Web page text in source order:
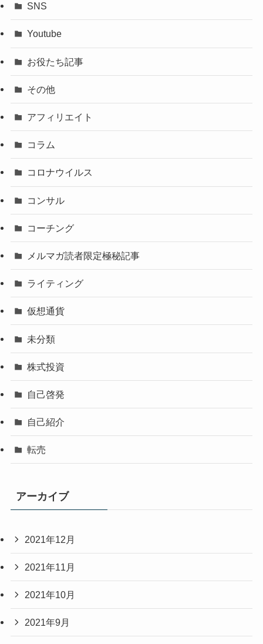
SNS
Youtube
お役たち記事
その他
アフィリエイト
コラム
コロナウイルス
コンサル
コーチング
メルマガ読者限定極秘記事
ライティング
仮想通貨
未分類
株式投資
自己啓発
自己紹介
転売
アーカイブ
2021年12月
2021年11月
2021年10月
2021年9月